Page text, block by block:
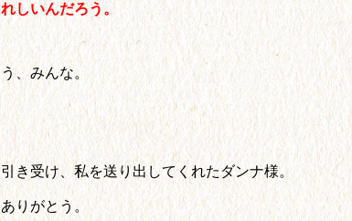
しいんだろう。
、みんな。
き受け、私を送り出してくれたダンナ様。
りがとう。